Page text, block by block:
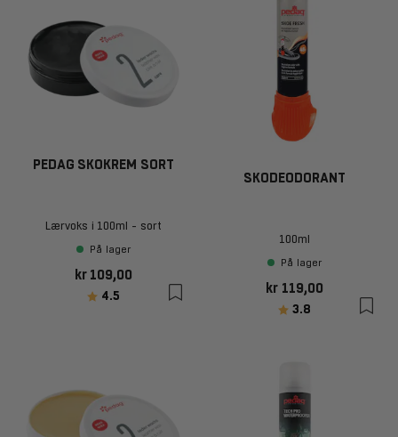
PEDAG SKOKREM SORT
Lærvoks i 100ml - sort
På lager
kr 109,00
Karakter:
4.5 av 5 mulige
SKODEODORANT
100ml
På lager
kr 119,00
Karakter:
3.8 av 5 mulige